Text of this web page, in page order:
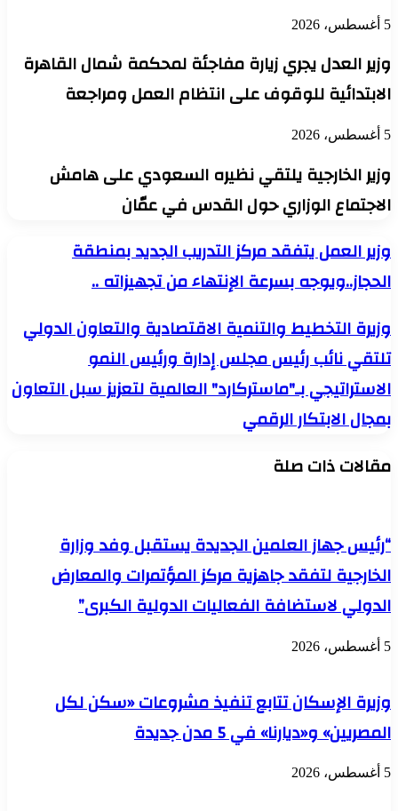
5 أغسطس، 2026
وزير العدل يجري زيارة مفاجئة لمحكمة شمال القاهرة
الابتدائية للوقوف على انتظام العمل ومراجعة
5 أغسطس، 2026
وزير الخارجية يلتقي نظيره السعودي على هامش
الاجتماع الوزاري حول القدس في عمّان
وزير
العمل
يتفقد
مركز
الجديد
الحجاز..ويوجه
بسرعة
الإنتهاء
من
تجهيزاته
وزير العمل يتفقد مركز التدريب الجديد بمنطقة
الحجاز..ويوجه بسرعة الإنتهاء من تجهيزاته ..
وزيرة
التخطيط
والتنمية
الاقتصادية
والتعاون
تلتقي
رئيس
مجلس
الاستراتيجي
بـ"ماستركارد"
العالمية
سبل
بمجال
وزيرة التخطيط والتنمية الاقتصادية والتعاون الدولي
تلتقي نائب رئيس مجلس إدارة ورئيس النمو
الاستراتيجي بـ"ماستركارد" العالمية لتعزيز سبل التعاون
بمجال الابتكار الرقمي
مقالات ذات صلة
“رئيس جهاز العلمين الجديدة يستقبل وفد وزارة
الخارجية لتفقد جاهزية مركز المؤتمرات والمعارض
الدولي لاستضافة الفعاليات الدولية الكبرى”
5 أغسطس، 2026
وزيرة الإسكان تتابع تنفيذ مشروعات «سكن لكل
المصريين» و«ديارنا» في 5 مدن جديدة
5 أغسطس، 2026